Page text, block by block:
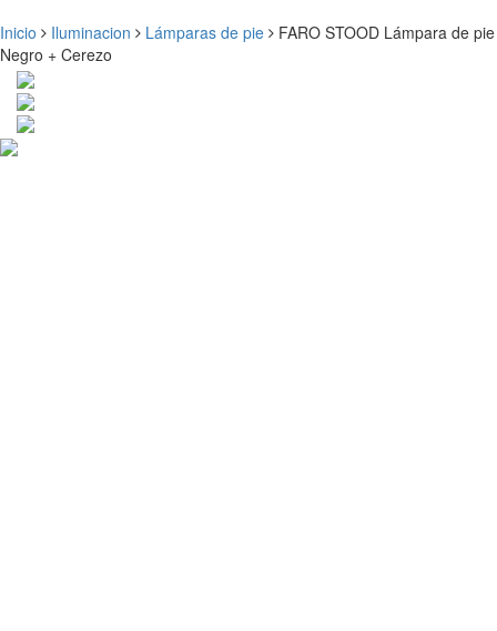
Inicio Iluminacion Lámparas de pie
FARO STOOD Lámpara de pie
Negro + Cerezo